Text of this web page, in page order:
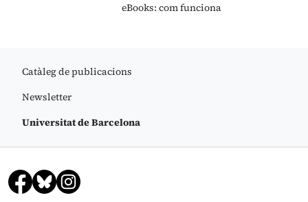
eBooks: com funciona
Catàleg de publicacions
Newsletter
Universitat de Barcelona